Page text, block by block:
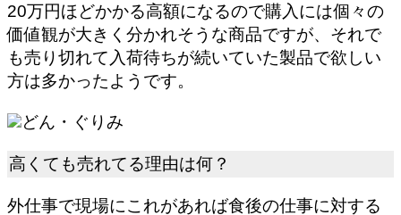
20万円ほどかかる高額になるので購入には個々の
価値観が大きく分かれそうな商品ですが、それで
も売り切れて入荷待ちが続いていた製品で欲しい
方は多かったようです。
どん・ぐりみ
高くても売れてる理由は何？
外仕事で現場にこれがあれば食後の仕事に対する